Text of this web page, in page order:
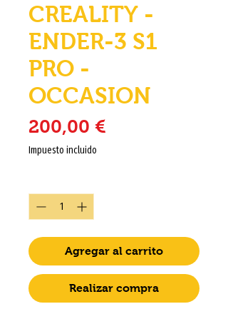
CREALITY -
ENDER-3 S1
PRO -
OCCASION
200,00 €
Impuesto incluido
Agregar al carrito
Realizar compra